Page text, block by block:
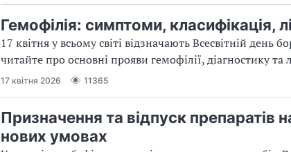
Гемофілія: симптоми, класифікація,
17 квітня у всьому світі відзначають Всесвітній день
читайте про основні прояви гемофілії, діагностику та
17 квітня 2026 11365
Призначення та відпуск препаратів
нових умовах